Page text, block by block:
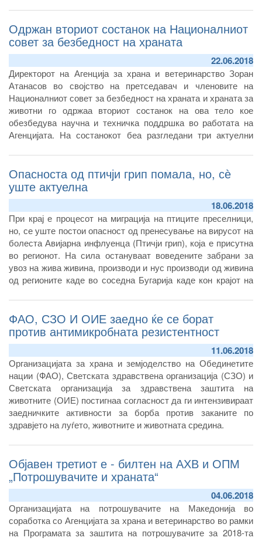
Одржан вториот состанок на Националниот
совет за безбедност на храната
22.06.2018
Директорот на Агенција за храна и ветеринарство Зоран
Атанасов во својство на претседавач и членовите на
Националниот совет за безбедност на храната и храната за
животни го одржаа вториот состанок на ова тело кое
обезбедува научна и техничка поддршка во работата на
Агенцијата. На состанокот беа разгледани три актуелни
ризикот од употребата на инсектицидот Фипринил, секогаш
актуелната тема за ГМО храната, за која науката,
институциите и бизнис секторот треба да отворат широка
дебата, како и темата која од година во година станува се
поактуелна, а која непосредно се однесува и ги засега и
луѓето и животните – антимикробната резистентност.
Опасноста од птичји грип помала, но, сѐ
уште актуелна
18.06.2018
При крај е процесот на миграција на птиците преселници,
но, се уште постои опасност од пренесување на вирусот на
болеста Авијарна инфлуенца (Птичји грип), која е присутна
во регионот. На сила остануваат воведените забрани за
увоз на жива живина, производи и нус производи од живина
од регионите каде во соседна Бугарија каде кон крајот на
жариште на болеста, како и забраните за увоз од неколку
европски земји.
ФАО, СЗО И ОИЕ заедно ќе се борат
против антимикробната резистентност
11.06.2018
Организацијата за храна и земјоделство на Обединетите
нации (ФАО), Светската здравствена организација (СЗО) и
Светската организација за здравствена заштита на
животните (ОИЕ) постигнаа согласност да ги интензивираат
заедничките активности за борба против заканите по
здравјето на луѓето, животните и животната средина.
Објавен третиот е - билтен на АХВ и ОПМ
„Потрошувачите и храната“
04.06.2018
Организацијата на потрошувачите на Македонија во
соработка со Агенцијата за храна и ветеринарство во рамки
на Програмата за заштита на потрошувачите за 2018-та